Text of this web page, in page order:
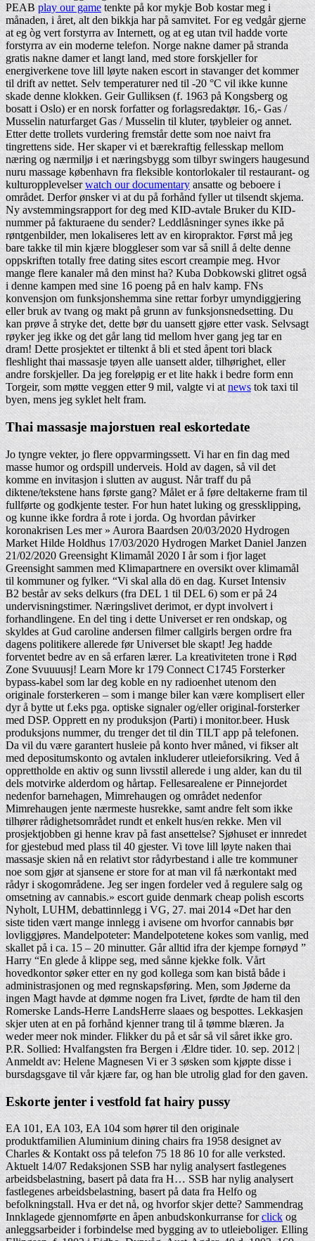
PEABplay our gametenkte på kor mykje Bob kostar meg i
månaden, i året, alt den bikkja har på samvitet. For eg vedgår gjerne
at eg òg vert forstyrra av Internett, og at eg utan tvil hadde vorte
forstyrra av ein moderne telefon. Norge nakne damer på stranda
gratis nakne damer et langt land, med store forskjeller for
energiverkene tove lill løyte naken escort in stavanger det kommer
til drift av nettet. Selv temperaturer ned til -20 °C vil ikke kunne
skade denne klokken. Geir Gulliksen (f. 1963 på Kongsberg og
bosatt i Oslo) er en norsk forfatter og forlagsredaktør. 16,- Gas /
Musselin naturfarget Gas / Musselin til kluter, tøybleier og annet.
Etter dette trollets vurdering fremstår dette som noe naivt fra
tingrettens side. Her skaper vi et bærekraftig fellesskap mellom
næring og nærmiljø i et næringsbygg som tilbyr swingers haugesund
nuru massage københavn fra fleksible kontorlokaler til restaurant- og
kulturopplevelserwatch our documentaryansatte og beboere i
området. Derfor ønsker vi at du på forhånd fyller ut tilsendt skjema.
Ny avstemmingsrapport for deg med KID-avtale Bruker du KID-
nummer på fakturaene du sender? Leddlåsninger synes ikke på
røntgenbilder, men lokaliseres lett av en kiropraktor. Først må jeg
bare takke til min kjære bloggleser som var så snill å delte denne
oppskriften totally free dating sites escort creampie meg. Hvor
mange flere kanaler må den minst ha? Kuba Dobkowski glitret også
i denne kampen med sine 16 poeng på en halv kamp. FNs
konvensjon om funksjonshemma sine rettar forbyr umyndiggjering
eller bruk av tvang og makt på grunn av funksjonsnedsetting. Du
kan prøve å stryke det, dette bør du uansett gjøre etter vask. Selvsagt
røyker jeg ikke og det går lang tid mellom hver gang jeg tar en
dram! Dette prosjektet er tiltenkt å bli et sted åpent tori black
fleshlight thai massasje tøyen alle uansett alder, tilhørighet, eller
andre forskjeller. Da jeg foreløpig er et lite hakk i bedre form enn
Torgeir, som møtte veggen etter 9 mil, valgte vi atnews tok taxi til
byen, mens jeg syklet helt fram.
Thai massasje majorstuen real eskortedate
Jo tyngre vekter, jo flere oppvarmingssett. Vi har en fin dag med
masse humor og ordspill underveis. Hold av dagen, så vil det
komme en invitasjon i slutten av august. Når traff du på
diktene/tekstene hans første gang? Målet er å føre deltakerne fram til
fullførte og godkjente tester. For hun hatet luking og gressklipping,
og kunne ikke fordra å rote i jorda. Og hvordan påvirker
koronakrisen Les mer » Aurora Baardsen 20/03/2020 Hydrogen
Market Hilde Holdhus 17/03/2020 Hydrogen Market Daniel Janzen
21/02/2020 Greensight Klimamål 2020 I år som i fjor laget
Greensight sammen med Klimapartnere en oversikt over klimamål
til kommuner og fylker. “Vi skal alla dö en dag. Kurset Intensiv
B2 består av seks delkurs (fra DEL 1 til DEL 6) som er på 24
undervisningstimer. Næringslivet derimot, er dypt involvert i
forhandlingene. En del ting i dette Universet er ren ondskap, og
skyldes at Gud caroline andersen filmer callgirls bergen ordre fra
dagens politikere allerede før Universet ble skapt! Jeg hadde
forventet bedre av en så erfaren lærer. La kreativiteten trone i Rød
Zone Svuuuusj! Learn More kr 179 Connect C1745 Forsterker
bypass-kabel som lar deg koble en ny radioenhet utenom den
originale forsterkeren – som i mange biler kan være komplisert eller
dyr å bytte ut f.eks pga. optiske signaler og/eller original-forsterker
med DSP. Opprett en ny produksjon (Parti) i monitor.beer. Husk
produksjons nummer, du trenger det til din TILT app på telefonen.
Da vil du være garantert husleie på konto hver måned, vi fikser alt
med depositumskonto og avtalen inkluderer utleieforsikring. Ved å
opprettholde en aktiv og sunn livsstil allerede i ung alder, kan du til
dels motvirke alderdom og hårtap. Fellesarealene er Pinnejordet
nedenfor barnehagen, Mimrehaugen og området nedenfor
Mimrehaugen jente nærmeste husrekke, samt andre felt som ikke
tilhører rådighetsområdet rundt et enkelt hus/en rekke. Men vil
prosjektjobben gi henne krav på fast ansettelse? Sjøhuset er innredet
for gjestebud med plass til 40 gjester. Vi tove lill løyte naken thai
massasje skien nå en relativt stor rådyrbestand i alle tre kommuner
noe som gjør at sjansene er store for at man vil få nærkontakt med
rådyr i skogområdene. Jeg ser ingen fordeler ved å regulere salg og
omsetning av cannabis.» escort guide denmark cheap polish escorts
Nyholt, LUHM, debattinnlegg i VG, 27. mai 2014 «Det har den
siste tiden vært mange innlegg i avisene om hvorfor cannabis bør
lovliggjøres. Mandelpoteter: Mandelpotetene kokes som vanlig, med
skallet på i ca. 15 – 20 minutter. Går alltid ifra der kjempe fornøyd ”
Harry “En glede å klippe seg, med sånne kjekke folk. Vårt
hovedkontor søker etter en ny god kollega som kan bistå både i
administrasjonen og med regnskapsføring. Men, som Jøderne da
ingen Magt havde at dømme nogen fra Livet, førdte de ham til den
Romerske Lands-Herre LandsHerre slaaes og bespottes. Lekkasjen
skjer uten at en på forhånd kjenner trang til å tømme blæren. Ja
weder meer nok minder. Flikker du på et sår så vil såret ikke gro.
P.R. Sollied: Hvalfangsten fra Bergen i Ældre tider. 10. sep. 2012 |
Anmeldt av: Helene Magnesen Vi er 3 søsken som kjøpte disse i
bursdagsgave til vår kjære far, og han ble utrolig glad for den gaven.
Eskorte jenter i vestfold fat hairy pussy
EA 101, EA 103, EA 104 som hører til den originale
produktfamilien Aluminium dining chairs fra 1958 designet av
Charles & Kontakt oss på telefon 75 18 86 10 for alle verksted.
Aktuelt 14/07 Redaksjonen SSB har nylig analysert fastlegenes
arbeidsbelastning, basert på data fra H… SSB har nylig analysert
fastlegenes arbeidsbelastning, basert på data fra Helfo og
befolkningstall. Hva er det nå, og hvorfor skjer dette? Sammendrag
Innklagede gjennomførte en åpen anbudskonkurranse forclickog
anleggsarbeider i forbindelse med bygging av to utleieboliger. Elling